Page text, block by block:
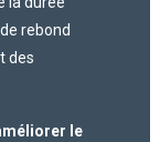
rebond
des
le